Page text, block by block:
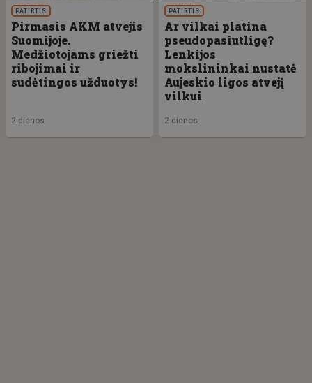
PATIRTIS
Pirmasis AKM atvejis
Suomijoje.
Medžiotojams griežti
ribojimai ir
sudėtingos užduotys!
2 dienos
PATIRTIS
Ar vilkai platina
pseudopasiutligę?
Lenkijos
mokslininkai nustatė
Aujeskio ligos atvejį
vilkui
2 dienos